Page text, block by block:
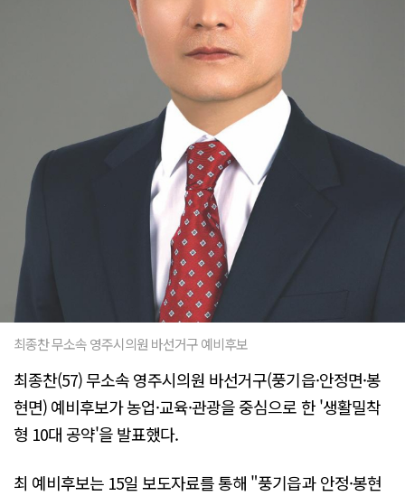
최종찬 무소속 영주시의원 바선거구 예비후보
최종찬(57) 무소속 영주시의원 바선거구(풍기읍·안정면·봉
현면) 예비후보가 농업·교육·관광을 중심으로 한 '생활밀착
형 10대 공약'을 발표했다.
최 예비후보는 15일 보도자료를 통해 "풍기읍과 안정·봉현